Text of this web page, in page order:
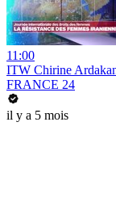
11:00
ITW Chirine
FRANCE 24
il y a 5 mois